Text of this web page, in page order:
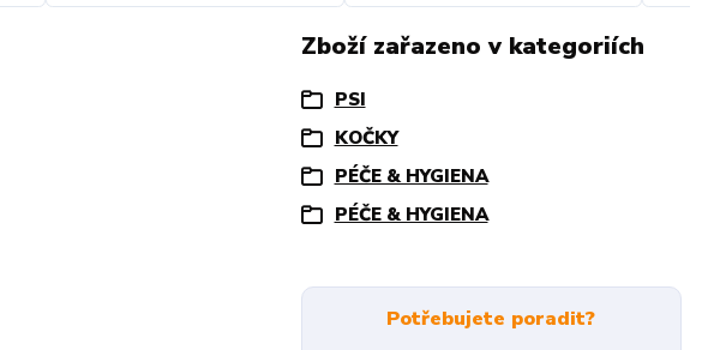
Zboží zařazeno v kategoriích
PSI
KOČKY
PÉČE & HYGIENA
PÉČE & HYGIENA
Potřebujete poradit?